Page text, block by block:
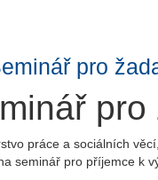
pro
práce a sociálních
seminář pro příjemce k